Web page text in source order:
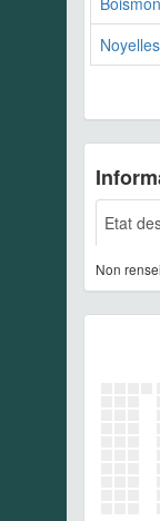
Etat
Non